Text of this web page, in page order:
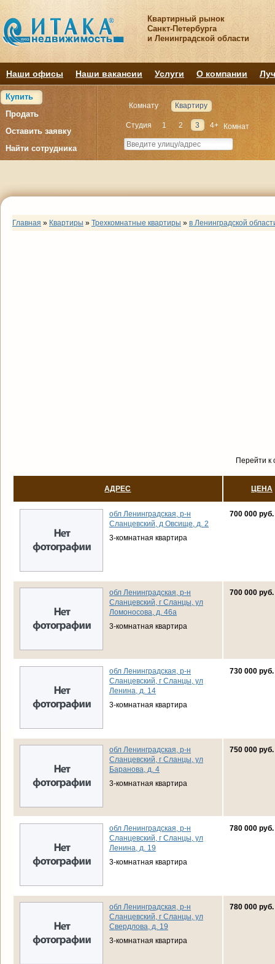
Квартирный рынок
Санкт-Петербурга
и Ленинградской области
Наши офисы Наши вакансии Услуги О компании
Купить
Продать
Оставить заявку
Найти сотрудника
Комнату Квартиру
Студия 1 2 3 4+ Комнат
Главная » Квартиры » Трехкомнатные квартиры » в Ленинградской
Перейти к
АДРЕС ЦЕНА
обл Ленинградская, р-н
Сланцевский, д Овсище, д. 2
3-комнатная квартира
700 000 руб.
обл Ленинградская, р-н
Сланцевский, г Сланцы, ул
Ломоносова, д. 46а
3-комнатная квартира
700 000 руб.
обл Ленинградская, р-н
Сланцевский, г Сланцы, ул
Ленина, д. 14
3-комнатная квартира
730 000 руб.
обл Ленинградская, р-н
Сланцевский, г Сланцы, ул
Баранова, д. 4
3-комнатная квартира
750 000 руб.
обл Ленинградская, р-н
Сланцевский, г Сланцы, ул
Ленина, д. 19
3-комнатная квартира
780 000 руб.
обл Ленинградская, р-н
Сланцевский, г Сланцы, ул
Свердлова, д. 19
3-комнатная квартира
780 000 руб.